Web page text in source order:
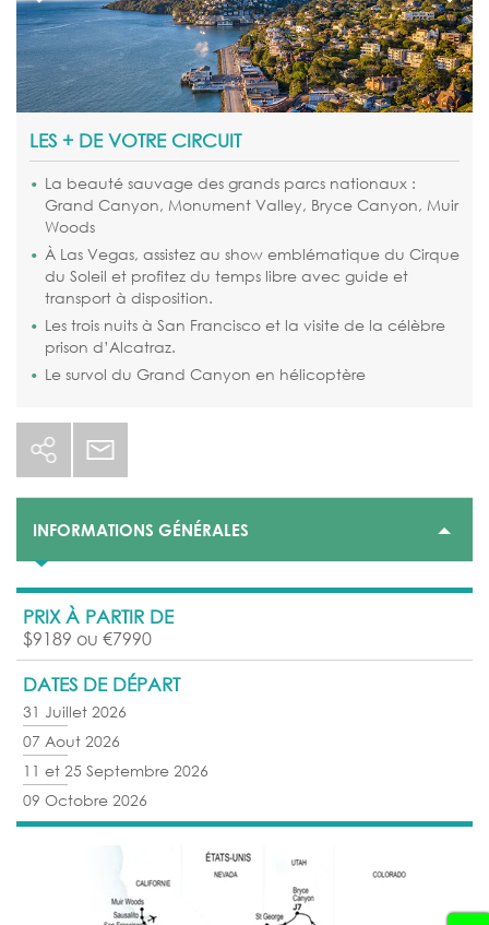
LES + DE VOTRE CIRCUIT
La beauté sauvage des grands parcs nationaux :
Grand Canyon, Monument Valley, Bryce Canyon, Muir
Woods
À Las Vegas, assistez au show emblématique du Cirque
du Soleil et profitez du temps libre avec guide et
transport à disposition.
Les trois nuits à San Francisco et la visite de la célèbre
prison d’Alcatraz.
Le survol du Grand Canyon en hélicoptère
INFORMATIONS GÉNÉRALES
PRIX À PARTIR DE
$9189 ou €7990
DATES DE DÉPART
31 Juillet 2026
07 Aout 2026
11 et 25 Septembre 2026
09 Octobre 2026